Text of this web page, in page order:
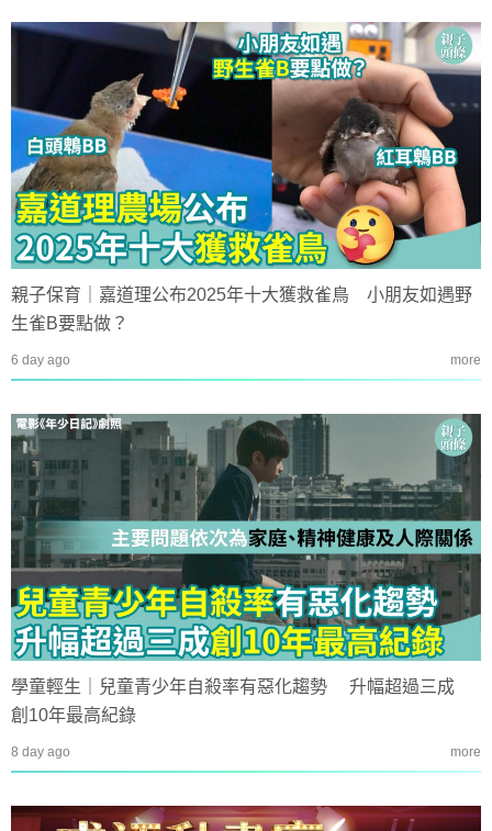
親子保育｜嘉道理公布2025年十大獲救雀鳥 小朋友如遇野
生雀B要點做？
6 day ago more
學童輕生｜兒童青少年自殺率有惡化趨勢 升幅超過三成
創10年最高紀錄
8 day ago more